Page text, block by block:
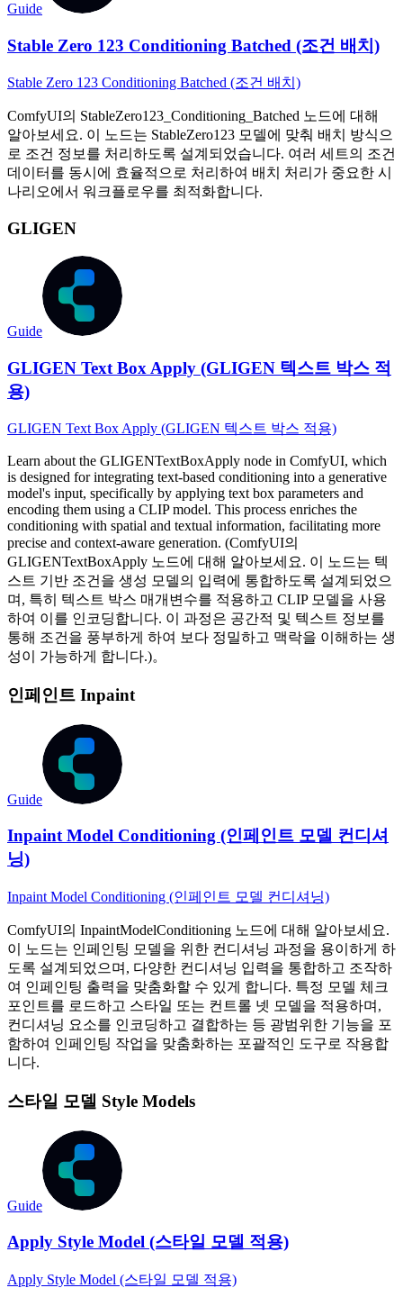
Guide
Stable Zero 123 Conditioning Batched (조건 배치)
Stable Zero 123 Conditioning Batched (조건 배치)
ComfyUI의 StableZero123_Conditioning_Batched 노드에 대해
알아보세요. 이 노드는 StableZero123 모델에 맞춰 배치 방식으
로 조건 정보를 처리하도록 설계되었습니다. 여러 세트의 조건
데이터를 동시에 효율적으로 처리하여 배치 처리가 중요한 시
나리오에서 워크플로우를 최적화합니다.
GLIGEN
Guide
GLIGEN Text Box Apply (GLIGEN 텍스트 박스 적
용)
GLIGEN Text Box Apply (GLIGEN 텍스트 박스 적용)
Learn about the GLIGENTextBoxApply node in ComfyUI, which
is designed for integrating text-based conditioning into a generative
model's input, specifically by applying text box parameters and
encoding them using a CLIP model. This process enriches the
conditioning with spatial and textual information, facilitating more
precise and context-aware generation. (ComfyUI의
GLIGENTextBoxApply 노드에 대해 알아보세요. 이 노드는 텍
스트 기반 조건을 생성 모델의 입력에 통합하도록 설계되었으
며, 특히 텍스트 박스 매개변수를 적용하고 CLIP 모델을 사용
하여 이를 인코딩합니다. 이 과정은 공간적 및 텍스트 정보를
통해 조건을 풍부하게 하여 보다 정밀하고 맥락을 이해하는 생
성이 가능하게 합니다.)。
인페인트 Inpaint
Guide
Inpaint Model Conditioning (인페인트 모델 컨디셔
닝)
Inpaint Model Conditioning (인페인트 모델 컨디셔닝)
ComfyUI의 InpaintModelConditioning 노드에 대해 알아보세요.
이 노드는 인페인팅 모델을 위한 컨디셔닝 과정을 용이하게 하
도록 설계되었으며, 다양한 컨디셔닝 입력을 통합하고 조작하
여 인페인팅 출력을 맞춤화할 수 있게 합니다. 특정 모델 체크
포인트를 로드하고 스타일 또는 컨트롤 넷 모델을 적용하며,
컨디셔닝 요소를 인코딩하고 결합하는 등 광범위한 기능을 포
함하여 인페인팅 작업을 맞춤화하는 포괄적인 도구로 작용합
니다.
스타일 모델 Style Models
Guide
Apply Style Model (스타일 모델 적용)
Apply Style Model (스타일 모델 적용)